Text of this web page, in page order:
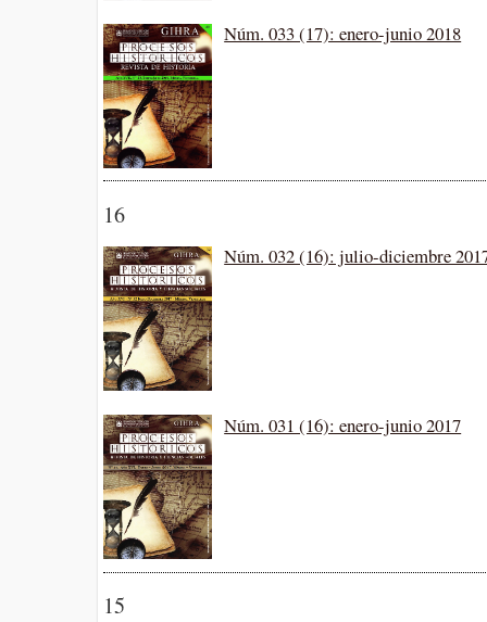
Núm. 033 (17): enero-junio 2018
16
Núm. 032 (16): julio-diciembre
Núm. 031 (16): enero-junio 2017
15